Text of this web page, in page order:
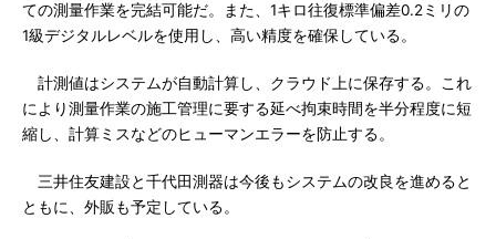
ての測量作業を完結可能だ。また、1キロ往復標準偏差0.2ミリの
1級デジタルレベルを使用し、高い精度を確保している。
計測値はシステムが自動計算し、クラウド上に保存する。これ
により測量作業の施工管理に要する延べ拘束時間を半分程度に短
縮し、計算ミスなどのヒューマンエラーを防止する。
三井住友建設と千代田測器は今後もシステムの改良を進めると
ともに、外販も予定している。